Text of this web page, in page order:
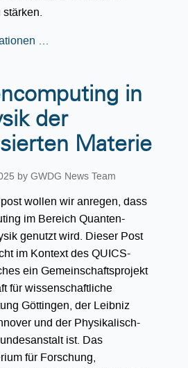
…
in
der
Materie
by GWDG News Team
wollen wir anregen, dass
im Bereich Quanten-
genutzt wird. Dieser Post
im Kontext des QUICS-
ein Gemeinschaftsprojekt
für wissenschaftliche
Göttingen, der Leibniz
und der Physikalisch-
ist. Das
für Forschung,